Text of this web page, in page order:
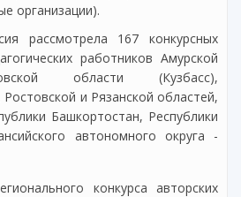
организации).
рассмотрела 167 конкурсных
работников Амурской
области (Кузбасс),
Ростовской и Рязанской областей,
Башкортостан, Республики
автономного округа -
конкурса авторских